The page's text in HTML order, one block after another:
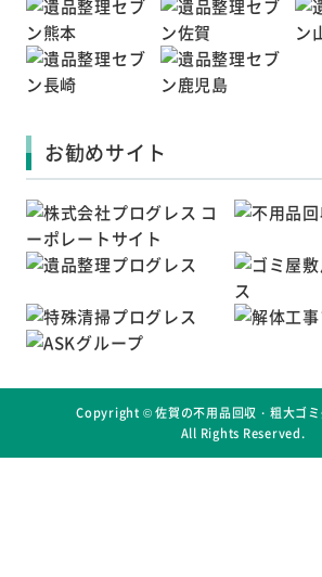
お勧めサイト
Copyright ©佐賀の不用品回収・粗大ゴ
All Rights Reserved.